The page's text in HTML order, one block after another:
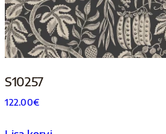
S10257
122.00€